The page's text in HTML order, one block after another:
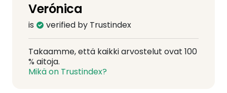
Verónica
is verified by Trustindex
Takaamme, että kaikki arvostelut ovat 100
% aitoja.
Mikä on Trustindex?